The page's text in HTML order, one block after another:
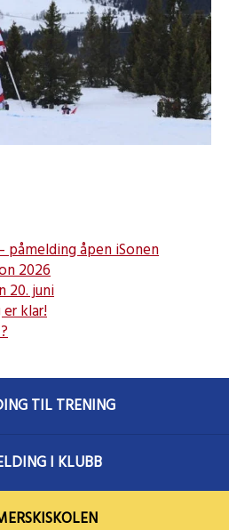
påmelding åpen iSonen
2026
20. juni
klar!
TIL TRENING
I KLUBB